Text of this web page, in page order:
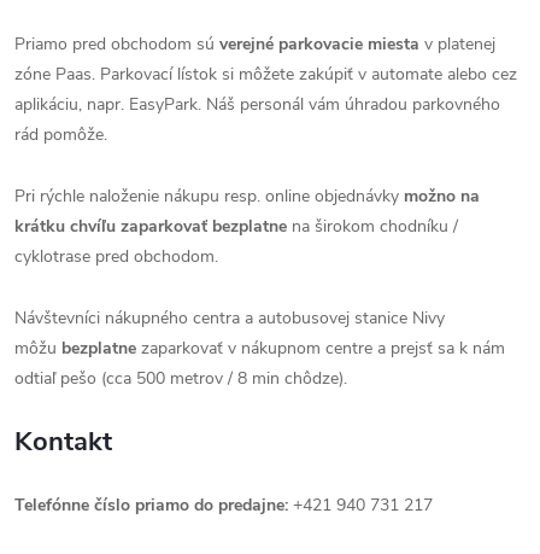
Priamo pred obchodom sú verejné parkovacie miesta v platenej
zóne Paas. Parkovací lístok si môžete zakúpiť v automate alebo cez
aplikáciu, napr. EasyPark. Náš personál vám úhradou parkovného
rád pomôže.
Pri rýchle naloženie nákupu resp. online objednávky možno na
krátku chvíľu zaparkovať bezplatne na širokom chodníku /
cyklotrase pred obchodom.
Návštevníci nákupného centra a autobusovej stanice Nivy
môžu bezplatne zaparkovať v nákupnom centre a prejsť sa k nám
odtiaľ pešo (cca 500 metrov / 8 min chôdze).
Kontakt
Telefónne číslo priamo do predajne: +421 940 731 217